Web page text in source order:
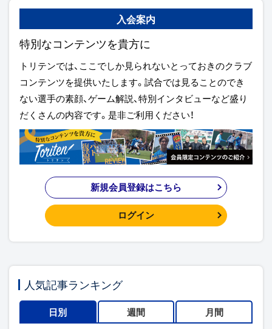
入会案内
特別なコンテンツを貴方に
トリテンでは、ここでしか見られないとっておきのクラブ
コンテンツを提供いたします。試合では見ることのでき
ない選手の素顔、ゲーム解説、特別インタビューなど盛り
だくさんの内容です。是非ご利用ください！
新規会員登録はこちら
ログイン
人気記事ランキング
日別 週間 月間